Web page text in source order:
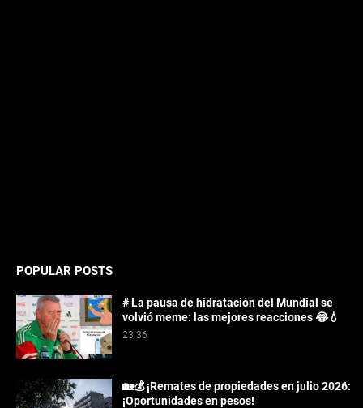
POPULAR POSTS
# La pausa de hidratación del Mundial se
volvió meme: las mejores reacciones 😂💧
23:36
🏡💰 ¡Remates de propiedades en julio 2026:
¡Oportunidades en pesos!